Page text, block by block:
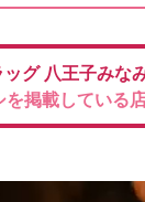
ッグ 八王子みな
掲載している